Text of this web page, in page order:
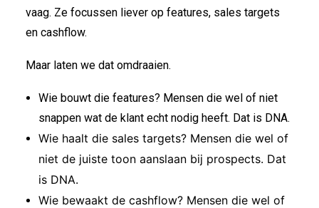
vaag. Ze focussen liever op features, sales targets
en cashflow.
Maar laten we dat omdraaien.
Wie bouwt die features? Mensen die wel of niet
snappen wat de klant echt nodig heeft. Dat is DNA.
Wie haalt die sales targets? Mensen die wel of
niet de juiste toon aanslaan bij prospects. Dat
is DNA.
Wie bewaakt de cashflow? Mensen die wel of